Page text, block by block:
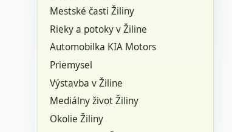
Mestské časti Žiliny
Rieky a potoky v Žiline
Automobilka KIA Motors
Priemysel
Výstavba v Žiline
Mediálny život Žiliny
Okolie Žiliny